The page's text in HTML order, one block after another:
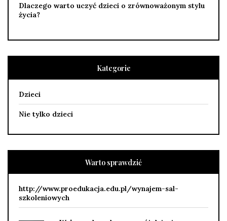
Dlaczego warto uczyć dzieci o zrównoważonym stylu
życia?
Kategorie
Dzieci
Nie tylko dzieci
Warto sprawdzić
http://www.proedukacja.edu.pl/wynajem-sal-
szkoleniowych